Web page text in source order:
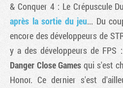
& Conquer 4 : Le Crépuscule
après la sortie du jeu... Du
encore des développeurs de
y a des développeurs de FPS
Danger Close Games qui s'est
Honor. Ce dernier s'est